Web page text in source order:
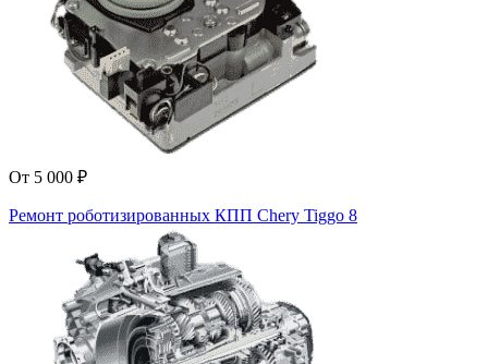
От 5 000 ₽
Ремонт роботизированных КПП Chery Tiggo 8